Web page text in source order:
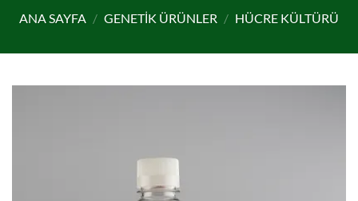
ANA SAYFA / GENETIK ÜRÜNLER / HÜCRE KÜLTÜRÜ